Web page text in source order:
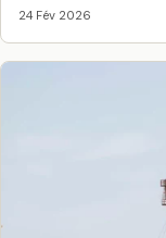
24 Fév 2026